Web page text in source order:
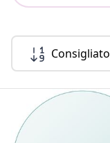
Consigliato